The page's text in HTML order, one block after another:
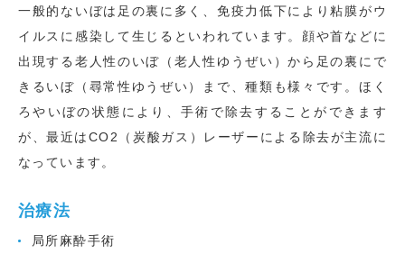
一般的ないぼは足の裏に多く、免疫力低下により粘膜がウ
イルスに感染して生じるといわれています。顔や首などに
出現する老人性のいぼ（老人性ゆうぜい）から足の裏にで
きるいぼ（尋常性ゆうぜい）まで、種類も様々です。ほく
ろやいぼの状態により、手術で除去することができます
が、最近はCO2（炭酸ガス）レーザーによる除去が主流に
なっています。
治療法
局所麻酔手術